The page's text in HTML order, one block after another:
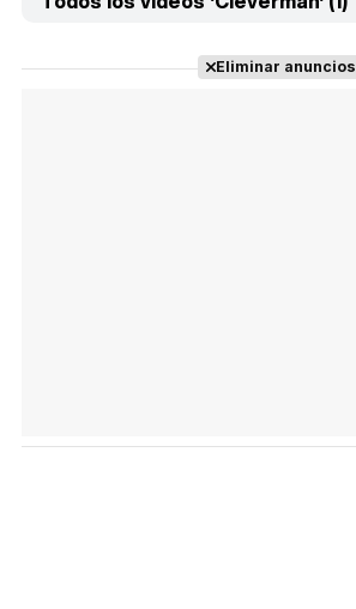
Eliminar anuncios